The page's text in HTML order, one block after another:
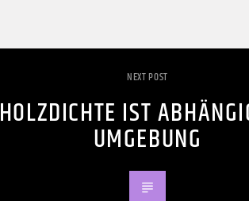
NEXT POST
HOLZDICHTE IST
UMGEBUNG